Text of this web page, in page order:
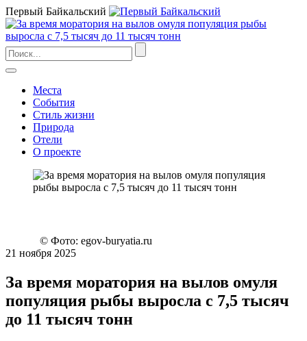
Первый Байкальский
Места
События
Стиль жизни
Природа
Отели
О проекте
© Фото: egov-buryatia.ru
21 ноября 2025
За время моратория на вылов омуля
популяция рыбы выросла с 7,5 тысяч
до 11 тысяч тонн